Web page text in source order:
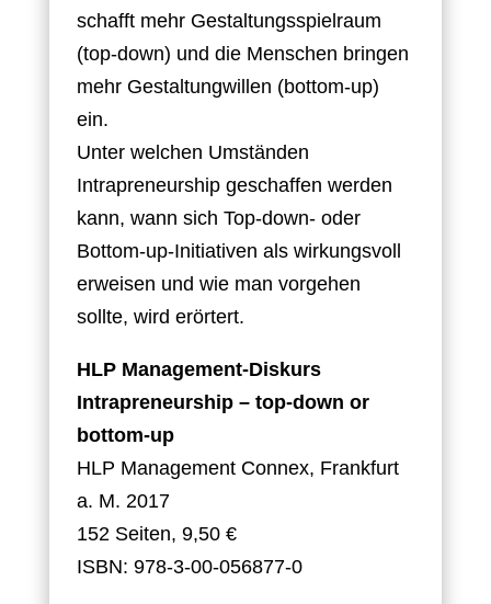
schafft mehr Gestaltungsspielraum
(top-down) und die Menschen bringen
mehr Gestaltungwillen (bottom-up)
ein.
Unter welchen Umständen
Intrapreneurship geschaffen werden
kann, wann sich Top-down- oder
Bottom-up-Initiativen als wirkungsvoll
erweisen und wie man vorgehen
sollte, wird erörtert.
HLP Management-Diskurs
Intrapreneurship – top-down or
bottom-up
HLP Management Connex, Frankfurt
a. M. 2017
152 Seiten, 9,50 €
ISBN: 978-3-00-056877-0